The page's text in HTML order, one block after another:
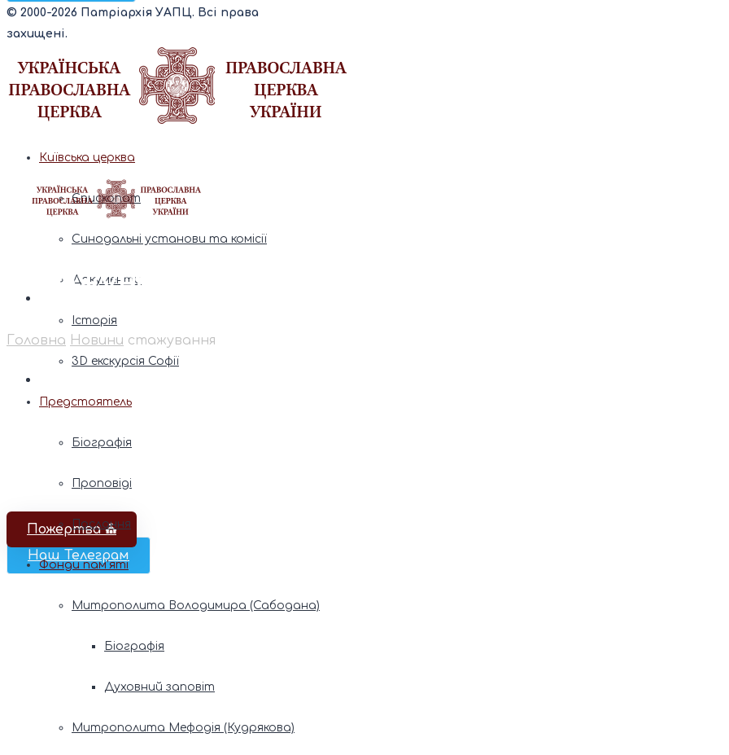
© 2000-2026 Патріархія УАПЦ. Всі права
захищені.
Наш Телеграм
Пожертва ⛪️
Київська церква
Єпископат
Синодальні установи та комісії
Документи
Історія
3D екскурсія Софії
Предстоятель
Біографія
Проповіді
Послання
Фонди пам’яті
Митрополита Володимира (Сабодана)
Біографія
Духовний заповіт
Митрополита Мефодія (Кудрякова)
стажування
Головна Новини стажування